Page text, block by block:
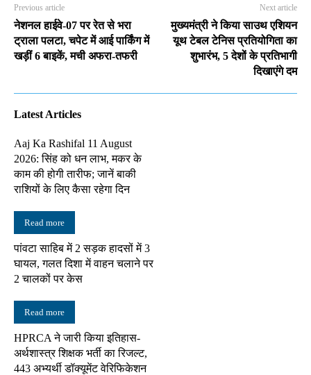
Previous article
नेशनल हाईवे-07 पर रेत से भरा
ट्राला पलटा, चपेट में आई पार्किंग में
खड़ीं 6 बाइकें, मची अफरा-तफरी
Next article
मुख्यमंत्री ने किया साउथ एशियन
यूथ टेबल टेनिस प्रतियोगिता का
शुभारंभ, 5 देशों के प्रतिभागी
दिखाएंगे दम
Latest Articles
Aaj Ka Rashifal 11 August
2026: सिंह को धन लाभ, मकर के
काम की होगी तारीफ; जानें बाकी
राशियों के लिए कैसा रहेगा दिन
Read more
पांवटा साहिब में 2 सड़क हादसों में 3
घायल, गलत दिशा में वाहन चलाने पर
2 चालकों पर केस
Read more
HPRCA ने जारी किया इतिहास-
अर्थशास्त्र शिक्षक भर्ती का रिजल्ट,
443 अभ्यर्थी डॉक्यूमेंट वेरिफिकेशन